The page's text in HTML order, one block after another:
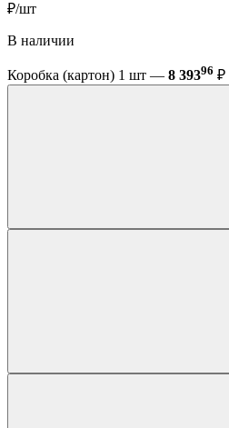
₽/шт
В наличии
Коробка (картон) 1 шт — 8 39396 ₽